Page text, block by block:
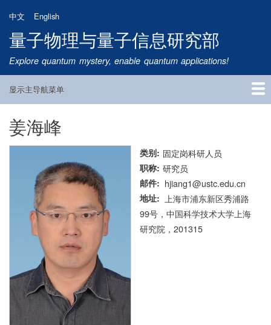
到
主
要
内
中文 English
量子物理与量子信息研究部
Explore quantum mystery, enable quantum applications!
Main
显示主导航菜单
首页
研究方向
量子卫星
团队成员
新闻动态
研究进展
学术报告
论文发表
公告通知
招生信息
相关链接
姜海峰
类别 固定岗科研人员
职称 研究员
邮件 hjiang1@ustc.edu.cn
地址
上海市浦东新区秀浦路
99号，中国科学技术大学上海
研究院，201315